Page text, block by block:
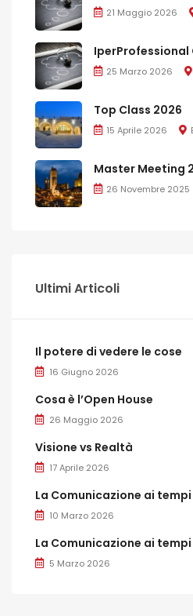
21 Maggio 2026
IperProfessional
25 Marzo 2026
Top Class 2026
15 Aprile 2026
Master Meeting
26 Novembre 2025
Ultimi Articoli
Il potere di vedere le cose
16 Giugno 2026
Cosa è l’Open House
26 Maggio 2026
Visione vs Realtà
17 Aprile 2026
La Comunicazione ai
10 Marzo 2026
La Comunicazione ai
5 Marzo 2026